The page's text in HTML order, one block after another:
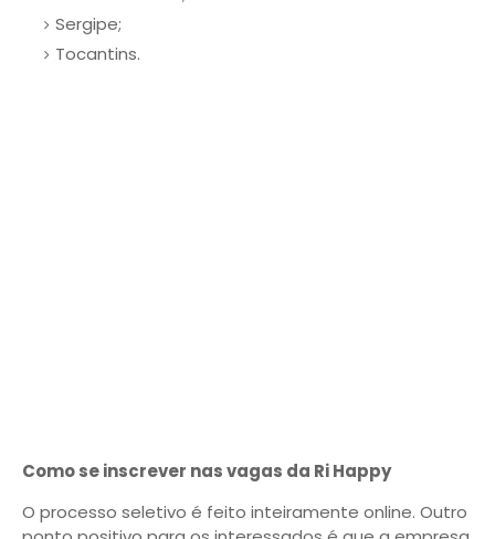
Sergipe;
Tocantins.
Como se inscrever nas vagas da Ri Happy
O processo seletivo é feito inteiramente online. Outro